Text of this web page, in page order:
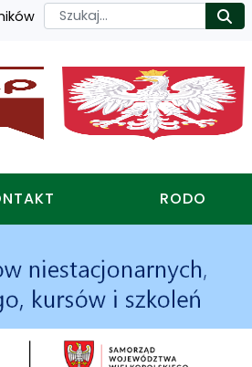
Szukaj
RODO